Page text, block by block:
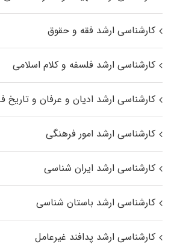
کارشناسی ارشد فقه و حقوق
کارشناسی ارشد فلسفه و کلام اسلامی
کارشناسی ارشد ادیان و عرفان و
کارشناسی ارشد امور فرهنگی
کارشناسی ارشد ایران شناسی
کارشناسی ارشد باستان شناسی
کارشناسی ارشد پدافند غیرعامل